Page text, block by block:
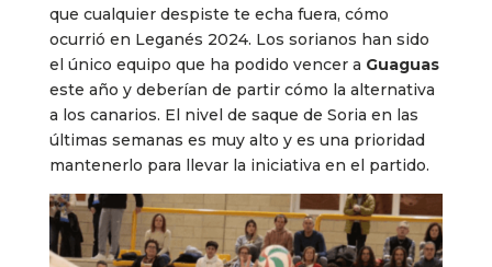
que cualquier despiste te echa fuera, cómo
ocurrió en Leganés 2024. Los sorianos han sido
el único equipo que ha podido vencer a Guaguas
este año y deberían de partir cómo la alternativa
a los canarios. El nivel de saque de Soria en las
últimas semanas es muy alto y es una prioridad
mantenerlo para llevar la iniciativa en el partido.